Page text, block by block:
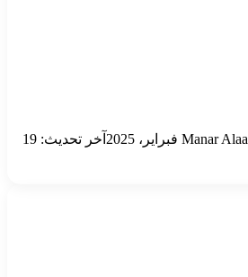
Manar Alaa
آخر تحديث: 19